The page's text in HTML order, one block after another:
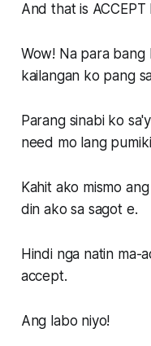
And that is ACCEPT
Wow! Na para bang
kailangan ko pang
Parang sinabi ko
need mo lang
Kahit ako mismo
din ako sa sagot e.
Hindi nga natin ma-
accept.
Ang labo niyo!